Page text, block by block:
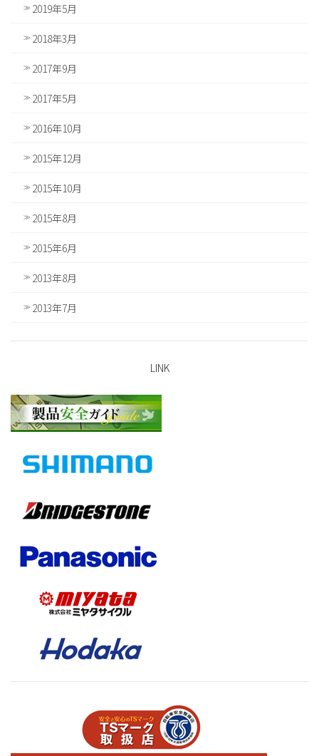
2019年5月
2018年3月
2017年9月
2017年5月
2016年10月
2015年12月
2015年10月
2015年8月
2015年6月
2013年8月
2013年7月
LINK